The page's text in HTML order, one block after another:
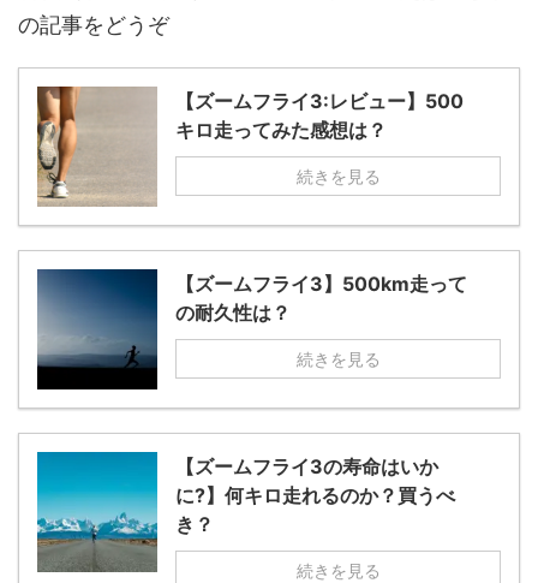
の記事をどうぞ
【ズームフライ3:レビュー】500
キロ走ってみた感想は？
続きを見る
【ズームフライ3】500km走って
の耐久性は？
続きを見る
【ズームフライ3の寿命はいか
に?】何キロ走れるのか？買うべ
き？
続きを見る